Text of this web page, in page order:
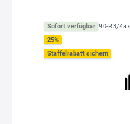
Sofort verfügbar
25%
Staffelrabatt sichern